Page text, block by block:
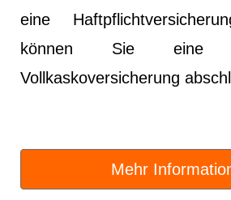
eine
können Sie eine
Vollkaskoversicherung
Mehr